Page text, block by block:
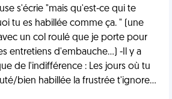
s'écrie "mais qu'est-ce qui te
tu es habillée comme ça. " (une
un col roulé que je porte pour
entretiens d'embauche...) -Il y a
de l'indifférence : Les jours où tu
bien habillée la frustrée t'ignore...